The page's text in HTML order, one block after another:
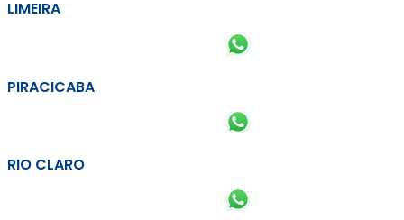
LIMEIRA
PIRACICABA
RIO CLARO